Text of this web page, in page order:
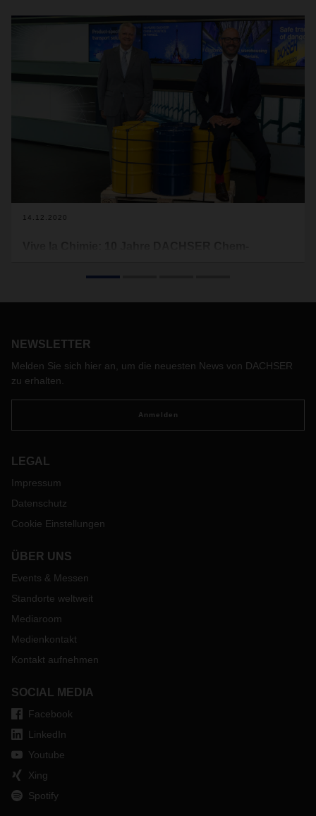
14.12.2020
und Waschmittel, Kosmetika, Farben und Tinten aber auch
chemische Industrie nach Umsatz Platz zwei in Europa
in dieser Zeit eine starke Position auf dem Markt der
Stückguttransporte für die französische chemische Industrie
erobert hat.
NEWSLETTER
Melden Sie sich hier an, um die neuesten News von DACHSER
zu erhalten.
Anmelden
LEGAL
Impressum
Datenschutz
Cookie Einstellungen
ÜBER UNS
Events & Messen
Standorte weltweit
Mediaroom
Medienkontakt
Kontakt aufnehmen
SOCIAL MEDIA
Facebook
LinkedIn
Youtube
Xing
Spotify